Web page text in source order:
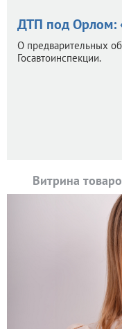
ДТП под Орлом:
О предварительных
Госавтоинспекции.
Витрина